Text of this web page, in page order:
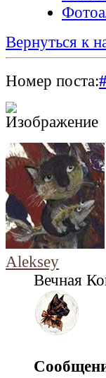
Вернуться к
Номер поста:
Aleksey
Вечная